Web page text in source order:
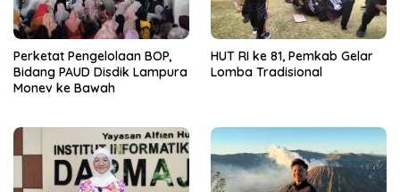
Perketat Pengelolaan BOP,
Bidang PAUD Disdik Lampura
Monev ke Bawah
HUT RI ke 81, Pemkab Gelar
Lomba Tradisional